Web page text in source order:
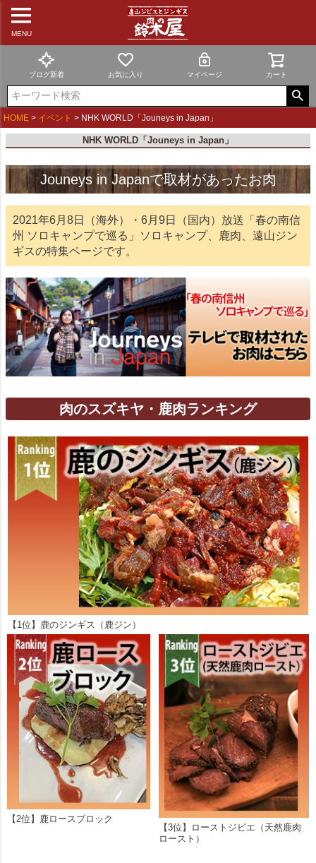
MENU
ブログ新着 お気に入り マイページ カート
HOME イベント NHK WORLD「Jouneys in Japan」
NHK WORLD「Jouneys in Japan」
Jouneys in Japanで取材があったお肉
2021年6月8日（海外）・6月9日（国内）放送「春の南信
州 ソロキャンプで巡る」ソロキャンプ、鹿肉、遠山ジン
ギスの特集ページです。
肉のスズキヤ・鹿肉ランキング
【1位】鹿のジンギス（鹿ジン）
【2位】鹿ロースブロック
【3位】ローストジビエ（天然鹿肉
ロースト）